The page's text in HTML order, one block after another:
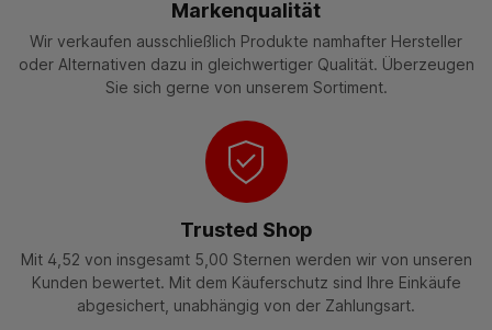
Markenqualität
Wir verkaufen ausschließlich Produkte namhafter Hersteller
oder Alternativen dazu in gleichwertiger Qualität. Überzeugen
Sie sich gerne von unserem Sortiment.
Trusted Shop
Mit 4,52 von insgesamt 5,00 Sternen werden wir von unseren
Kunden bewertet. Mit dem Käuferschutz sind Ihre Einkäufe
abgesichert, unabhängig von der Zahlungsart.